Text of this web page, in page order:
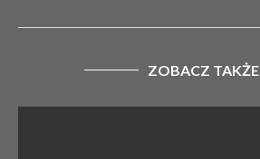
ZOBACZ TAKŻE